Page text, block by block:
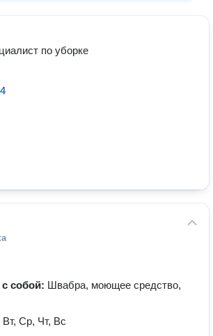
по уборке
собой: Швабра, моющее средство,
Ср, Чт, Вс